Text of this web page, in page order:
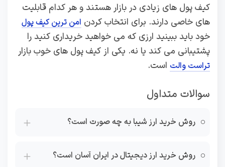
کیف پول های زیادی در بازار هستند و هر کدام قابلیت
های خاصی دارند. برای انتخاب کردن امن ترین کیف پول
خود باید ببینید ارزی که می خواهید خریداری کنید را
پشتیبانی می کند یا نه. یکی از کیف پول های خوب بازار
تراست والت است.
سوالات متداول
روش خرید ارز شیبا به چه صورت است؟
روش خرید ارز دیجیتال در ایران آسان است؟